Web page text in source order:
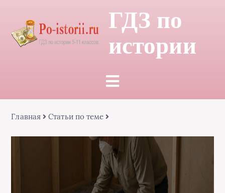
ГДЗ по
истории
Главная Статьи по теме